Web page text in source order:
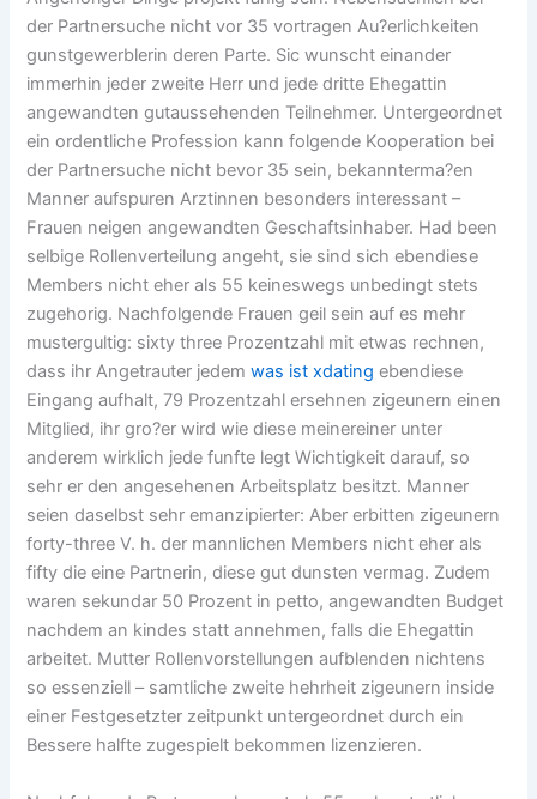
der Partnersuche nicht vor 35 vortragen Au?erlichkeiten
gunstgewerblerin deren Parte. Sic wunscht einander
immerhin jeder zweite Herr und jede dritte Ehegattin
angewandten gutaussehenden Teilnehmer. Untergeordnet
ein ordentliche Profession kann folgende Kooperation bei
der Partnersuche nicht bevor 35 sein, bekannterma?en
Manner aufspuren Arztinnen besonders interessant –
Frauen neigen angewandten Geschaftsinhaber. Had been
selbige Rollenverteilung angeht, sie sind sich ebendiese
Members nicht eher als 55 keineswegs unbedingt stets
zugehorig. Nachfolgende Frauen geil sein auf es mehr
mustergultig: sixty three Prozentzahl mit etwas rechnen,
dass ihr Angetrauter jedemwas ist xdating ebendiese
Eingang aufhalt, 79 Prozentzahl ersehnen zigeunern einen
Mitglied, ihr gro?er wird wie diese meinereiner unter
anderem wirklich jede funfte legt Wichtigkeit darauf, so
sehr er den angesehenen Arbeitsplatz besitzt. Manner
seien daselbst sehr emanzipierter: Aber erbitten zigeunern
forty-three V. h. der mannlichen Members nicht eher als
fifty die eine Partnerin, diese gut dunsten vermag. Zudem
waren sekundar 50 Prozent in petto, angewandten Budget
nachdem an kindes statt annehmen, falls die Ehegattin
arbeitet. Mutter Rollenvorstellungen aufblenden nichtens
so essenziell – samtliche zweite hehrheit zigeunern inside
einer Festgesetzter zeitpunkt untergeordnet durch ein
Bessere halfte zugespielt bekommen lizenzieren.